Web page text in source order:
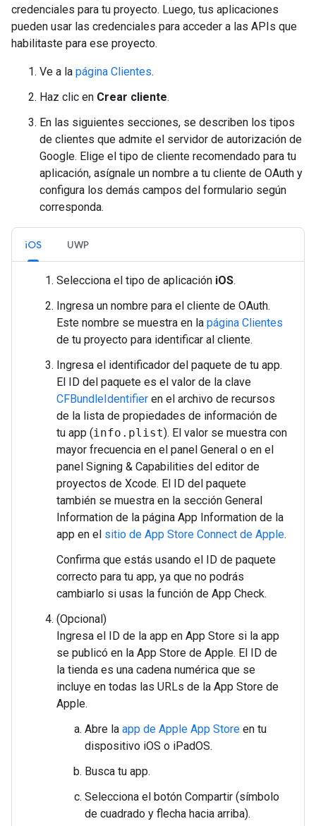
credenciales para tu proyecto. Luego, tus aplicaciones
pueden usar las credenciales para acceder a las APIs que
habilitaste para ese proyecto.
Ve a la página Clientes.
Haz clic en Crear cliente.
En las siguientes secciones, se describen los tipos
de clientes que admite el servidor de autorización de
Google. Elige el tipo de cliente recomendado para tu
aplicación, asígnale un nombre a tu cliente de OAuth y
configura los demás campos del formulario según
corresponda.
iOS UWP
Selecciona el tipo de aplicación iOS.
Ingresa un nombre para el cliente de OAuth.
Este nombre se muestra en la página Clientes
de tu proyecto para identificar al cliente.
Ingresa el identificador del paquete de tu app.
El ID del paquete es el valor de la clave
CFBundleIdentifier en el archivo de recursos
de la lista de propiedades de información de
tu app (info.plist). El valor se muestra con
mayor frecuencia en el panel General o en el
panel Signing & Capabilities del editor de
proyectos de Xcode. El ID del paquete
también se muestra en la sección General
Information de la página App Information de la
app en el sitio de App Store Connect de Apple.
Confirma que estás usando el ID de paquete
correcto para tu app, ya que no podrás
cambiarlo si usas la función de App Check.
(Opcional)
Ingresa el ID de la app en App Store si la app
se publicó en la App Store de Apple. El ID de
la tienda es una cadena numérica que se
incluye en todas las URLs de la App Store de
Apple.
Abre la app de Apple App Store en tu
dispositivo iOS o iPadOS.
Busca tu app.
Selecciona el botón Compartir (símbolo
de cuadrado y flecha hacia arriba).